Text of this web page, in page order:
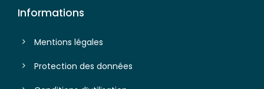
Informations
Mentions légales
Protection des données